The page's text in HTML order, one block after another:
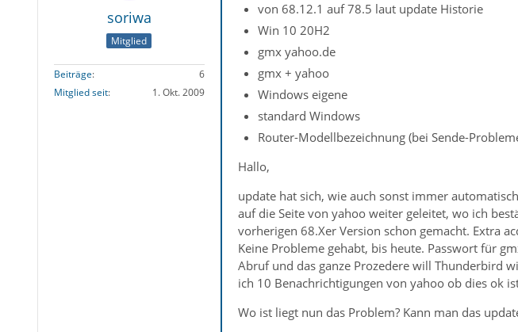
soriwa
Mitglied
Beiträge
6
Mitglied seit
1. Okt. 2009
von 68.12.1 auf 78.5 laut update Historie
Win 10 20H2
gmx yahoo.de
gmx + yahoo
Windows eigene
standard Windows
Router-Modellbezeichnung (bei Sende-
Hallo,
update hat sich, wie auch sonst immer
auf die Seite von yahoo weiter geleitet, wo ich
vorherigen 68.Xer Version schon gemacht. Extra
Keine Probleme gehabt, bis heute. Passwort für
Abruf und das ganze Prozedere will Thunderbird
ich 10 Benachrichtigungen von yahoo ob dies ok
Wo ist liegt nun das Problem? Kann man das